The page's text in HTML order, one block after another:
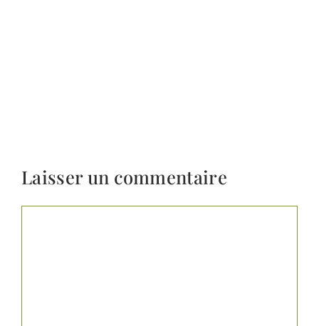
Laisser un commentaire